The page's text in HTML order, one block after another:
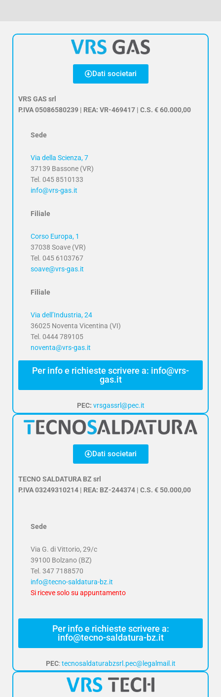
Dati societari
VRS GAS srl
P.IVA 05086580239 | REA: VR-469417 | C.S. € 60.000,00
Sede
Via della Scienza, 7
37139 Bassone (VR)
Tel. 045 8510133
info@vrs-gas.it
Filiale
Corso Europa, 1
37038 Soave (VR)
Tel. 045 6103767
soave@vrs-gas.it
Filiale
Via dell’Industria, 24
36025 Noventa Vicentina (VI)
Tel. 0444 789105
noventa@vrs-gas.it
Per info e richieste scrivere a: info@vrs-
gas.it
PEC: vrsgassrl@pec.it
Dati societari
TECNO SALDATURA BZ srl
P.IVA 03249310214 | REA: BZ-244374 | C.S. € 50.000,00
Sede
Via G. di Vittorio, 29/c
39100 Bolzano (BZ)
Tel. 347 7188570
info@tecno-saldatura-bz.it
Si riceve solo su appuntamento
Per info e richieste scrivere a:
info@tecno-saldatura-bz.it
PEC:tecnosaldaturabzsrl.pec@legalmail.it